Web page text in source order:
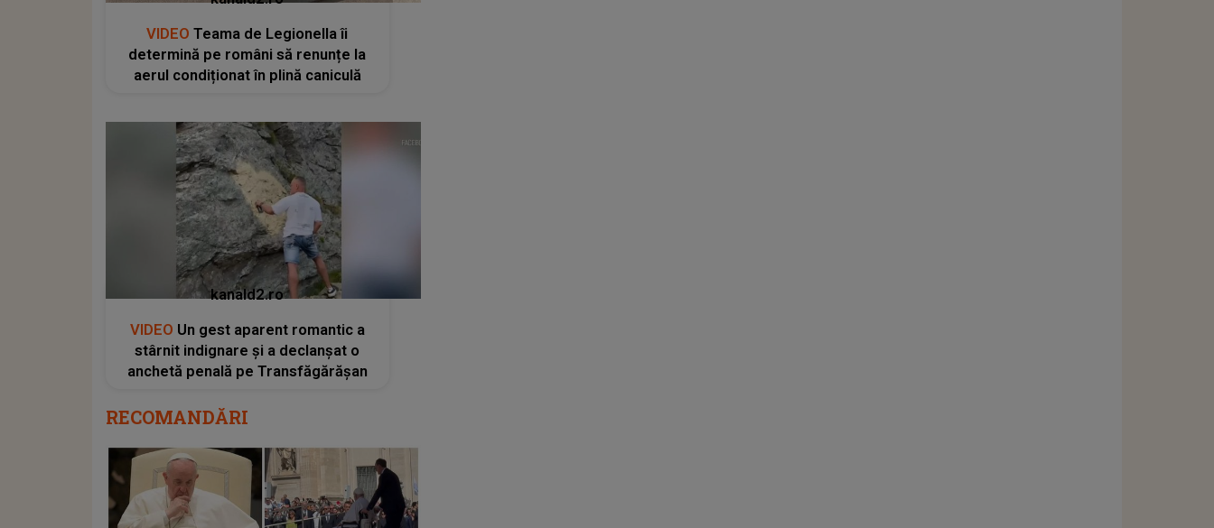
VIDEO Teama de Legionella îi
determină pe români să renunțe la
aerul condiționat în plină caniculă
kanald2.ro
VIDEO Un gest aparent romantic a
stârnit indignare și a declanșat o
anchetă penală pe Transfăgărășan
RECOMANDĂRI